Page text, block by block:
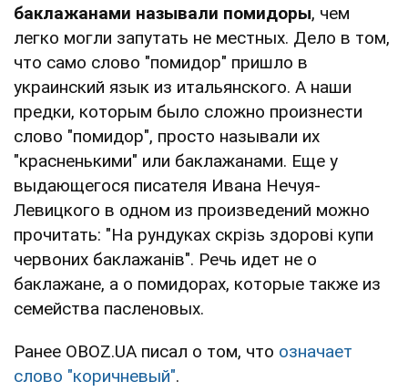
баклажанами называли помидоры, чем
легко могли запутать не местных. Дело в том,
что само слово "помидор" пришло в
украинский язык из итальянского. А наши
предки, которым было сложно произнести
слово "помидор", просто называли их
"красненькими" или баклажанами. Еще у
выдающегося писателя Ивана Нечуя-
Левицкого в одном из произведений можно
прочитать: "На рундуках скрізь здорові купи
червоних баклажанів". Речь идет не о
баклажане, а о помидорах, которые также из
семейства пасленовых.
Ранее OBOZ.UA писал о том, что означает
слово "коричневый".